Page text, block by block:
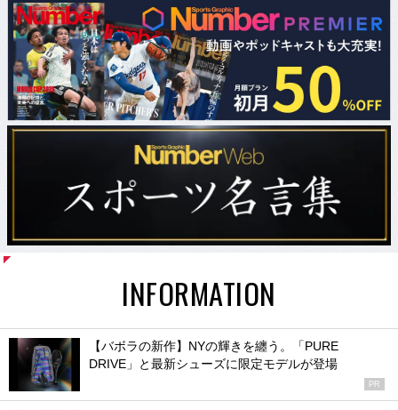
INFORMATION
【バボラの新作】NYの輝きを纏う。「PURE
DRIVE」と最新シューズに限定モデルが登場
PR